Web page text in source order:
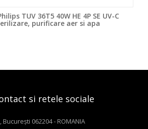
TUV 36T5 40W HE 4P SE UV-C
purificare aer si apa
si retele sociale
București 062204 - ROMANIA